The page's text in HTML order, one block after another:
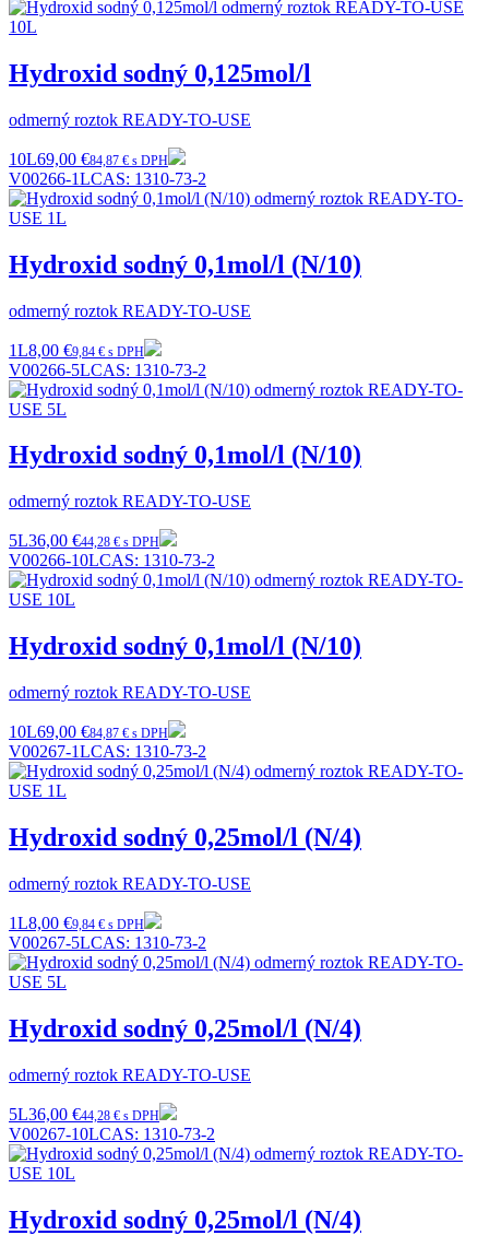
Hydroxid sodný 0,125mol/l
odmerný roztok READY-TO-USE
10L69,00 €84,87 € s DPH
V00266-1LCAS: 1310-73-2
Hydroxid sodný 0,1mol/l (N/10)
odmerný roztok READY-TO-USE
1L8,00 €9,84 € s DPH
V00266-5LCAS: 1310-73-2
Hydroxid sodný 0,1mol/l (N/10)
odmerný roztok READY-TO-USE
5L36,00 €44,28 € s DPH
V00266-10LCAS: 1310-73-2
Hydroxid sodný 0,1mol/l (N/10)
odmerný roztok READY-TO-USE
10L69,00 €84,87 € s DPH
V00267-1LCAS: 1310-73-2
Hydroxid sodný 0,25mol/l (N/4)
odmerný roztok READY-TO-USE
1L8,00 €9,84 € s DPH
V00267-5LCAS: 1310-73-2
Hydroxid sodný 0,25mol/l (N/4)
odmerný roztok READY-TO-USE
5L36,00 €44,28 € s DPH
V00267-10LCAS: 1310-73-2
Hydroxid sodný 0,25mol/l (N/4)